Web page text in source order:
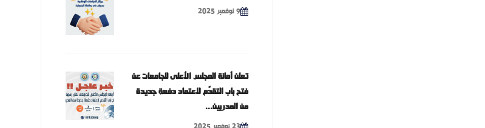
9 نوفمبر 2025
تعلن أمانة المجلس الأعلى للجامعات عن
فتح باب التقدّم لاعتماد دفعة جديدة
من المدربين...